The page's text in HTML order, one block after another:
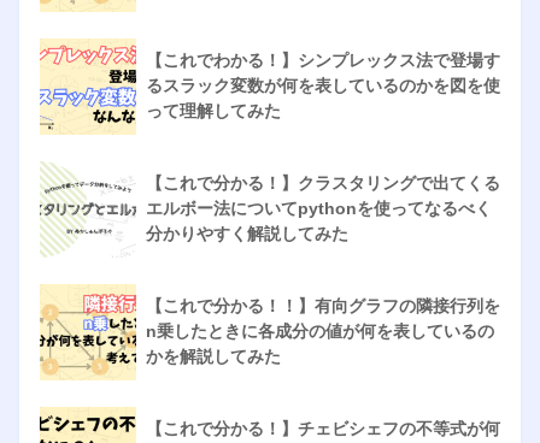
【これでわかる！】シンプレックス法で登場す
るスラック変数が何を表しているのかを図を使
って理解してみた
【これで分かる！】クラスタリングで出てくる
エルボー法についてpythonを使ってなるべく
分かりやすく解説してみた
【これで分かる！！】有向グラフの隣接行列を
n乗したときに各成分の値が何を表しているの
かを解説してみた
【これで分かる！】チェビシェフの不等式が何